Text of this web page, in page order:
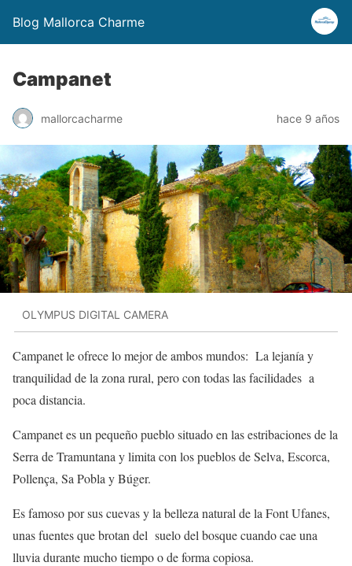
Blog Mallorca Charme
Campanet
mallorcacharme hace 9 años
OLYMPUS DIGITAL CAMERA
Campanet le ofrece lo mejor de ambos mundos: La lejanía y
tranquilidad de la zona rural, pero con todas las facilidades a
poca distancia.
Campanet es un pequeño pueblo situado en las estribaciones de la
Serra de Tramuntana y limita con los pueblos de Selva, Escorca,
Pollença, Sa Pobla y Búger.
Es famoso por sus cuevas y la belleza natural de la Font Ufanes,
unas fuentes que brotan del suelo del bosque cuando cae una
lluvia durante mucho tiempo o de forma copiosa.